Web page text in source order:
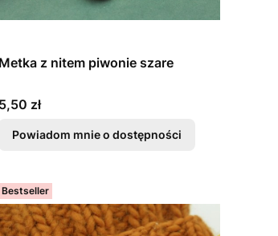
Metka z nitem piwonie szare
Cena
5,50 zł
Powiadom mnie o dostępności
Bestseller